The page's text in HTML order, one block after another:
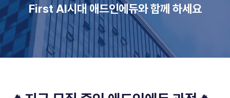
First AI시대 애드인에듀와 함께 하세요